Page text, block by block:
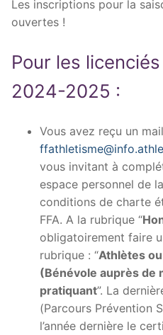
Les inscriptions pour la
ouvertes !
Pour les
2024-2025 :
Vous avez reçu un
vous invitant à
espace personnel de
conditions de charte
FFA. A la rubrique “
obligatoirement faire
rubrique : “Athlètes
(Bénévole auprès de
pratiquant”. La
(Parcours Prévention
l’année dernière le